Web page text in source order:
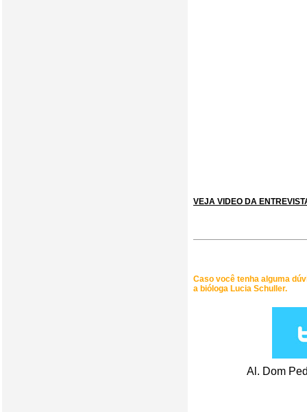
VEJA VIDEO DA
Caso você tenha alguma
a bióloga Lucia Schuller.
Al. Dom